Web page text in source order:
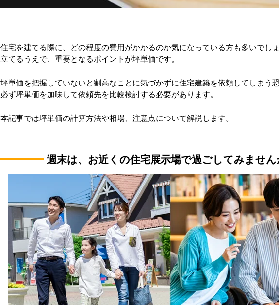
住宅を建てる際に、どの程度の費用がかかるのか気になっている方も多いでし
立てるうえで、重要となるポイントが坪単価です。
坪単価を把握していないと割高なことに気づかずに住宅建築を依頼してしまう
必ず坪単価を加味して依頼先を比較検討する必要があります。
本記事では坪単価の計算方法や相場、注意点について解説します。
週末は、お近くの住宅展示場で過ごしてみませ